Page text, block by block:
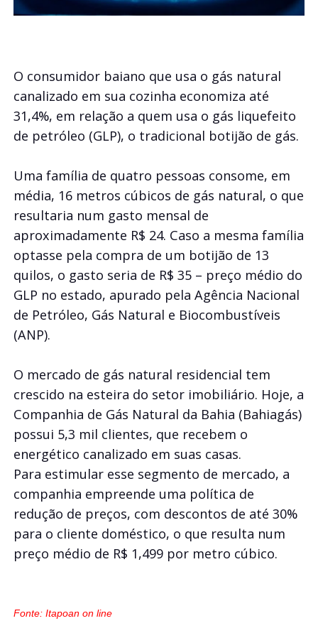
O consumidor baiano que usa o gás natural
canalizado em sua cozinha economiza até
31,4%, em relação a quem usa o gás liquefeito
de petróleo (GLP), o tradicional botijão de gás.
Uma família de quatro pessoas consome, em
média, 16 metros cúbicos de gás natural, o que
resultaria num gasto mensal de
aproximadamente R$ 24. Caso a mesma família
optasse pela compra de um botijão de 13
quilos, o gasto seria de R$ 35 – preço médio do
GLP no estado, apurado pela Agência Nacional
de Petróleo, Gás Natural e Biocombustíveis
(ANP).
O mercado de gás natural residencial tem
crescido na esteira do setor imobiliário. Hoje, a
Companhia de Gás Natural da Bahia (Bahiagás)
possui 5,3 mil clientes, que recebem o
energético canalizado em suas casas.
Para estimular esse segmento de mercado, a
companhia empreende uma política de
redução de preços, com descontos de até 30%
para o cliente doméstico, o que resulta num
preço médio de R$ 1,499 por metro cúbico.
Fonte: Itapoan on line